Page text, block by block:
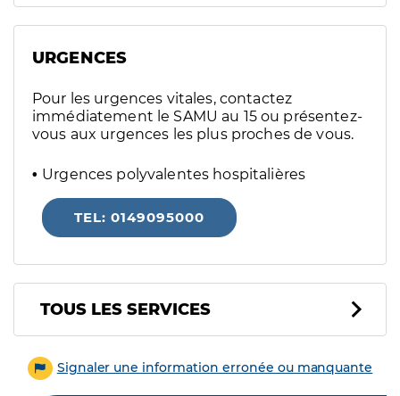
URGENCES
Pour les urgences vitales, contactez
immédiatement le SAMU au 15 ou présentez-
vous aux urgences les plus proches de vous.
Urgences polyvalentes hospitalières
TEL: 0149095000
Tous les services
TOUS LES SERVICES
Signaler une information erronée ou manquante